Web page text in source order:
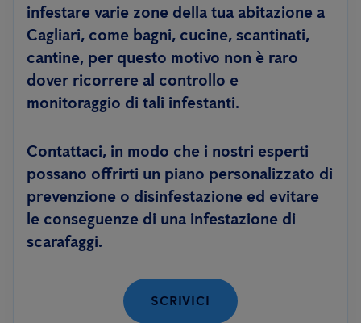
infestare varie zone della tua abitazione a
Cagliari, come bagni, cucine, scantinati,
cantine, per questo motivo non è raro
dover ricorrere al controllo e
monitoraggio di tali infestanti.
Contattaci, in modo che i nostri esperti
possano offrirti un piano personalizzato di
prevenzione o disinfestazione ed evitare
le conseguenze di una infestazione di
scarafaggi.
SCRIVICI